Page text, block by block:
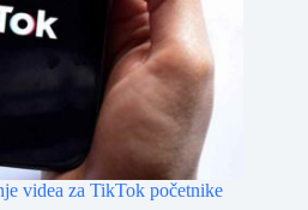
videa za TikTok početnike